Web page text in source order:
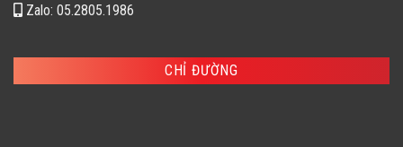
Zalo: 05.2805.1986
CHỈ ĐƯỜNG